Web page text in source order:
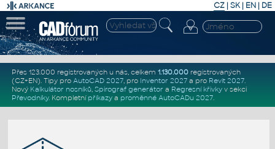
CZ | SK| EN | DE
Přes 123.000 registrovaných u nás, celkem 1.130.000registrovaných
(CZ+EN). Tipy pro AutoCAD 2027, pro Inventor 2027a pro Revit 2027.
Nový Kalkulátor nosníků, Spirograf generátor a Regresní křivkyv sekci
Převodníky. Kompletní příkazya proměnné AutoCADu 2027.